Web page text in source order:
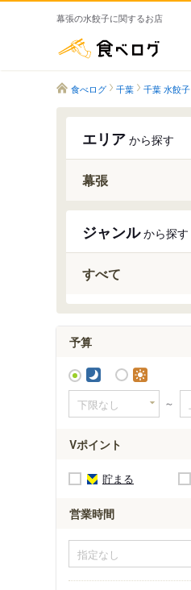
幕張の水餃子に関するお店
食べログ 千葉 千葉 水餃子
エリア から探す
幕張
ジャンルから探す
すべて
予算
～
Vポイント
貯まる
営業時間